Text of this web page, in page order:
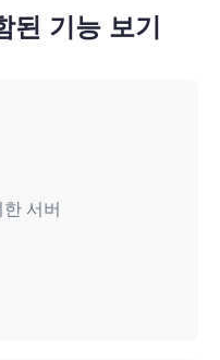
된 기능 보기
서버